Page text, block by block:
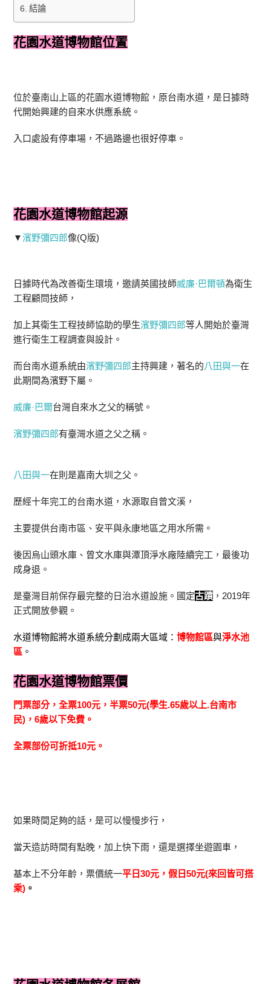
結論
花園水道博物館位置
位於臺南山上區的花園水道博物館，原台南水道，是日據時
代開始興建的自來水供應系統。
入口處設有停車場，不過路邊也很好停車。
花園水道博物館起源
▼濱野彌四郎像(Q版)
日據時代為改善衛生環境，邀請英國技師威廉·巴爾頓為衛生
工程顧問技師，
加上其衛生工程技師協助的學生濱野彌四郎等人開始於臺灣
進行衛生工程調查與設計。
而台南水道系統由濱野彌四郎主持興建，著名的八田與一在
此期間為濱野下屬。
威廉·巴爾台灣自來水之父的稱號。
濱野彌四郎有臺灣水道之父之稱。
八田與一在則是嘉南大圳之父。
歷經十年完工的台南水道，水源取自曾文溪，
主要提供台南市區、安平與永康地區之用水所需。
後因烏山頭水庫、曾文水庫與潭頂淨水廠陸續完工，最後功
成身退。
是臺灣目前保存最完整的日治水道設施。國定古蹟 ，2019年
正式開放參觀。
水道博物館將水道系統分劃成兩大區域：博物館區與淨水池
區 。
花園水道博物館票價
門票部分，全票100元，半票50元(學生.65歲以上.台南市
民)，6歲以下免費。
全票部份可折抵10元。
如果時間足夠的話，是可以慢慢步行，
當天造訪時間有點晚，加上快下雨，還是選擇坐遊園車，
基本上不分年齡，票價統一平日30元，假日50元(來回皆可搭
乘) 。